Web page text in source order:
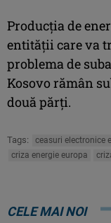
Producţia de
entităţii care va
problema de
Kosovo rămân
două părţi.
Tags: ceasuri electronice
criza energie europa
CELE MAI NOI